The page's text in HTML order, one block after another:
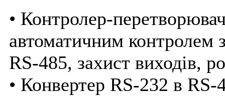
• Контролер-
автоматичним контролем
RS-485, захист виходів,
• Конвертер RS-232 в